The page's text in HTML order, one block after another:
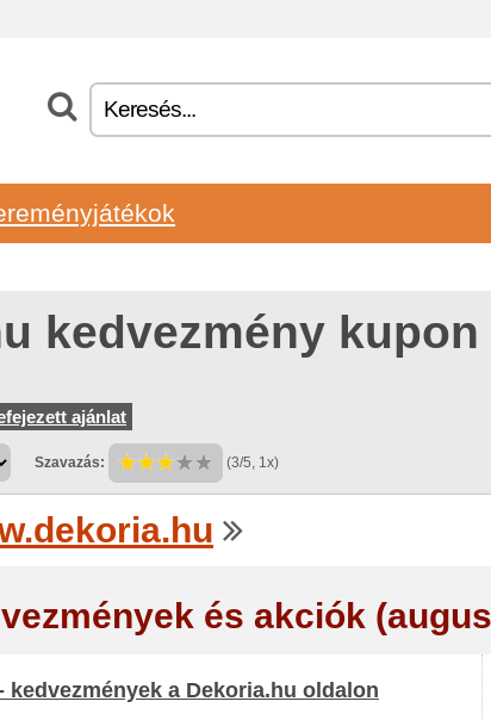
kedvezmény kupon
ajánlat
Szavazás: (3/5, 1x)
és akciók
a Dekoria.hu oldalon